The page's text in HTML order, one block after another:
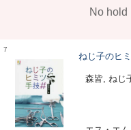
No hold
7
ねじ子のヒ
森皆, ねじ